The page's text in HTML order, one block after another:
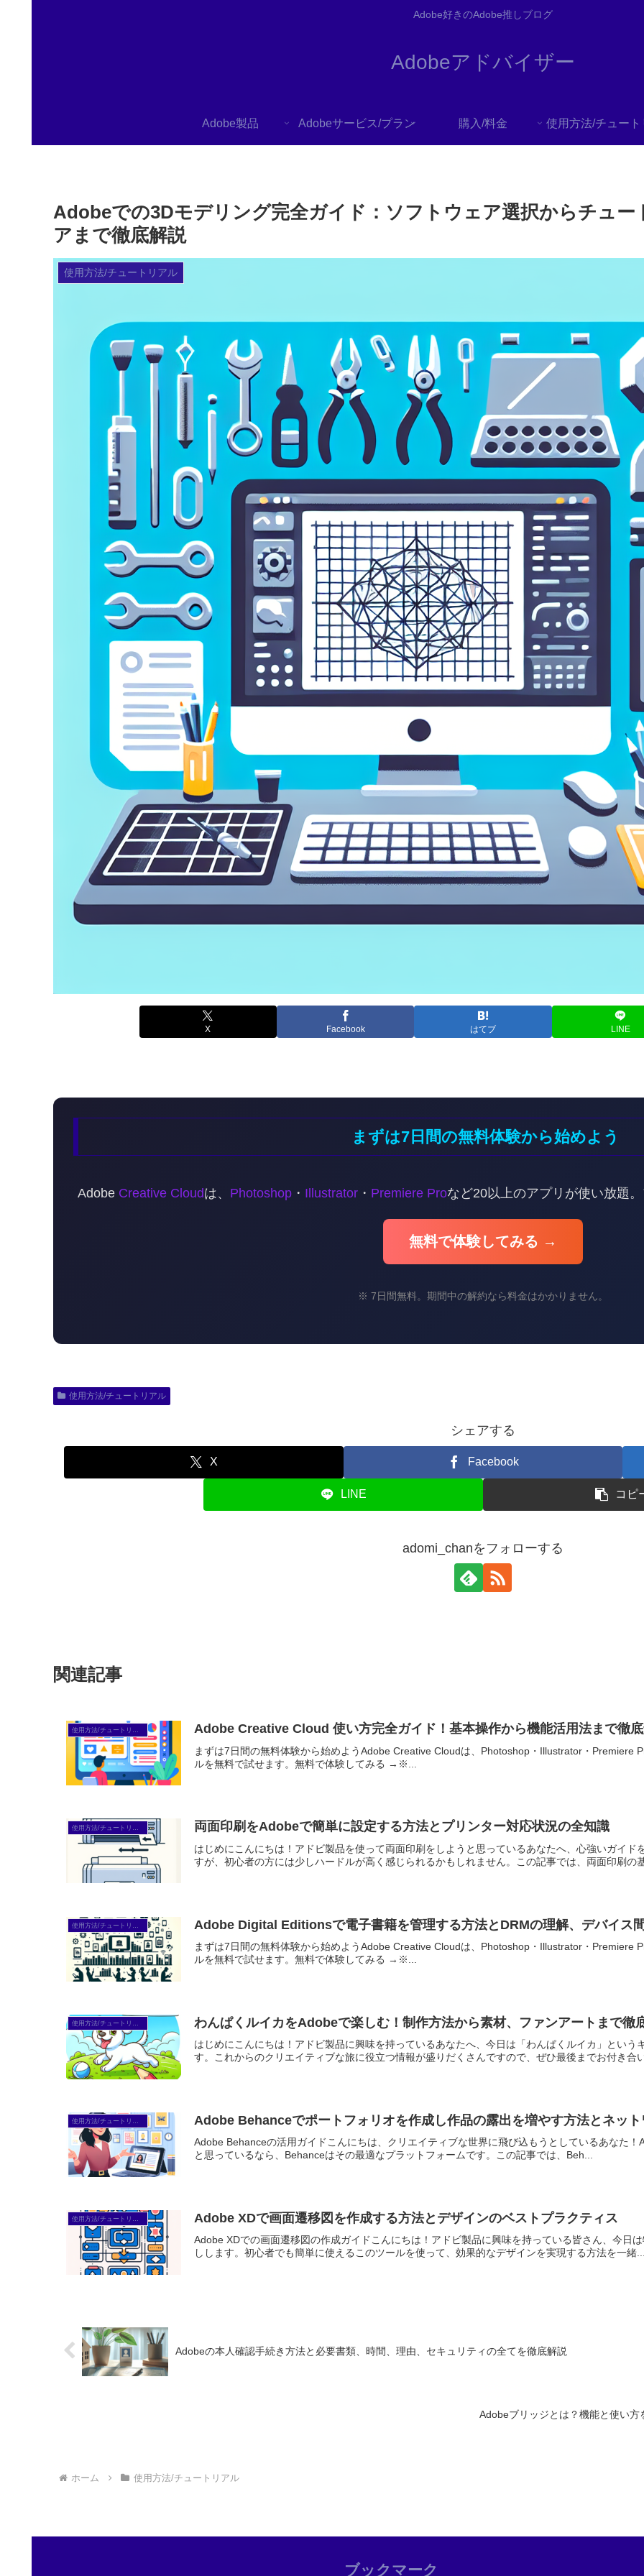
Adobe好きのAdobe推しブログ
Adobeアドバイザー
Adobe製品 Adobeサービス/プラン 購入/料金
Adobeでの3Dモデリング完全ガイド：ソフトウェア選択からチュ
アまで徹底解説
使用方法/チュートリアル
X Facebook はてブ LINE
まずは7日間の無料体験から始めよう
Adobe Creative Cloudは、 Photoshop ・ Illustrator ・ Premiere Proなど20以上のアプリが使い放題
無料で体験してみる →
※ 7日間無料。期間中の解約なら料金はかかりません。
使用方法/チュートリアル
シェアする
X Facebook
LINE コピ
adomi_chanをフォローする
関連記事
Adobe Creative Cloud 使い方完全ガイド！基本操作から機能活用法まで徹
まずは7日間の無料体験から始めようAdobe Creative Cloudは、Photoshop・Illustrator・Premiere
ルを無料で試せます。無料で体験してみる →※...
両面印刷をAdobeで簡単に設定する方法とプリンター対応状況の全知識
はじめにこんにちは！アドビ製品を使って両面印刷をしようと思っているあなたへ、心強いガイ
すが、初心者の方には少しハードルが高く感じられるかもしれません。この記事では、両面印刷の
Adobe Digital Editionsで電子書籍を管理する方法とDRMの理解、デバイス
まずは7日間の無料体験から始めようAdobe Creative Cloudは、Photoshop・Illustrator・Premiere
ルを無料で試せます。無料で体験してみる →※...
わんぱくルイカをAdobeで楽しむ！制作方法から素材、ファンアートまで徹
はじめにこんにちは！アドビ製品に興味を持っているあなたへ、今日は「わんぱくルイカ」という
す。これからのクリエイティブな旅に役立つ情報が盛りだくさんですので、ぜひ最後までお付き合
Adobe Behanceでポートフォリオを作成し作品の露出を増やす方法とネッ
Adobe Behanceの活用ガイドこんにちは、クリエイティブな世界に飛び込もうとしているあなた
と思っているなら、Behanceはその最適なプラットフォームです。この記事では、Beh...
Adobe XDで画面遷移図を作成する方法とデザインのベストプラクティス
Adobe XDでの画面遷移図の作成ガイドこんにちは！アドビ製品に興味を持っている皆さん、今日
しします。初心者でも簡単に使えるこのツールを使って、効果的なデザインを実現する方法を一緒...
Adobeの本人確認手続き方法と必要書類、時間、理由、セキュリティの全てを徹底解説
Adobeブリッジとは？機能と使い
ホーム 使用方法/チュートリアル
ブックマーク